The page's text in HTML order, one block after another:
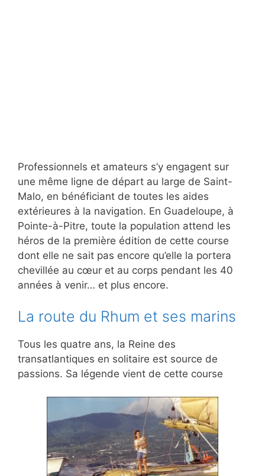
Professionnels et amateurs s’y engagent sur
une même ligne de départ au large de Saint-
Malo, en bénéficiant de toutes les aides
extérieures à la navigation. En Guadeloupe, à
Pointe-à-Pitre, toute la population attend les
héros de la première édition de cette course
dont elle ne sait pas encore qu’elle la portera
chevillée au cœur et au corps pendant les 40
années à venir… et plus encore.
La route du Rhum et ses marins
Tous les quatre ans, la Reine des
transatlantiques en solitaire est source de
passions. Sa légende vient de cette course